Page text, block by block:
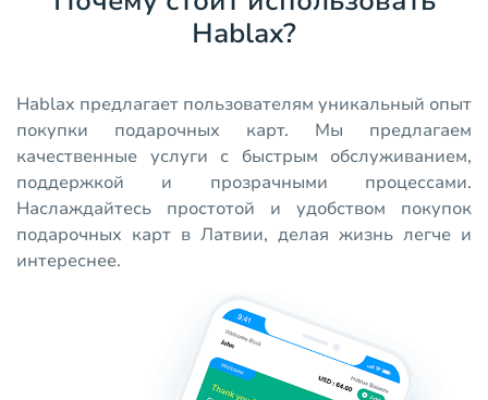
Hablax?
Hablax предлагает пользователям уникальный опыт
покупки подарочных карт. Мы предлагаем
качественные услуги с быстрым обслуживанием,
поддержкой и прозрачными процессами.
Наслаждайтесь простотой и удобством покупок
подарочных карт в Латвии, делая жизнь легче и
интереснее.